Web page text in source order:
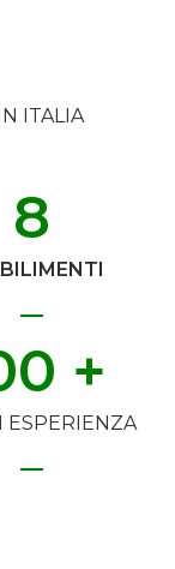
ITALIA
8
ESPERIENZA
+